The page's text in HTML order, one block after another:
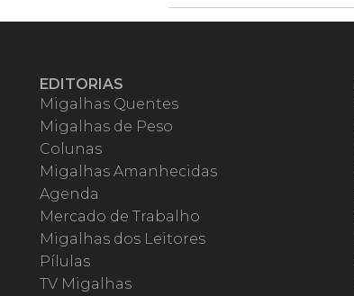
EDITORIAS
Migalhas Quentes
Migalhas de Peso
Colunas
Migalhas Amanhecidas
Agenda
Mercado de Trabalho
Migalhas dos Leitores
Pílulas
TV Migalhas